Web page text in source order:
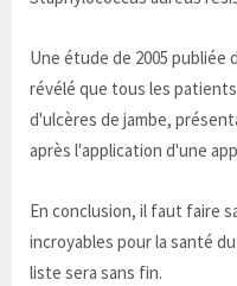
Une étude de 2005 publiée
révélé que tous les
d'ulcères de jambe,
après l'application d'une
En conclusion, il faut faire
incroyables pour la santé
liste sera sans fin.